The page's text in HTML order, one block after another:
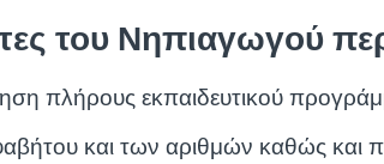
του Νηπιαγωγού
πλήρους εκπαιδευτικού
και των αριθμών καθώς και